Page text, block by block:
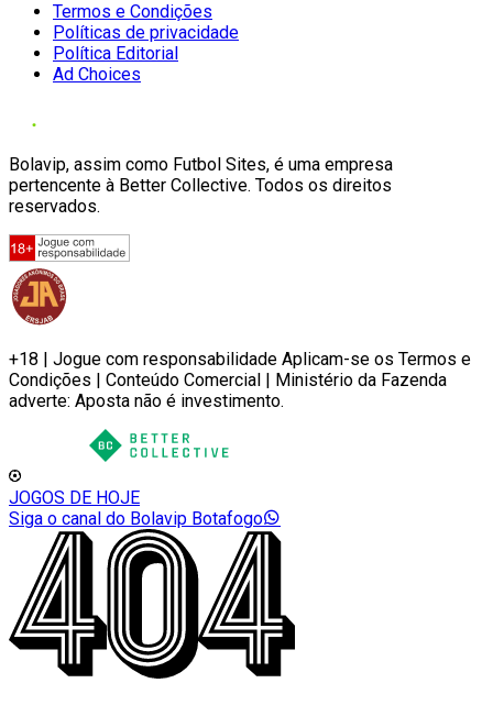
Termos e Condições
Políticas de privacidade
Política Editorial
Ad Choices
Bolavip, assim como Futbol Sites, é uma empresa
pertencente à Better Collective. Todos os direitos
reservados.
+18 | Jogue com responsabilidade Aplicam-se os Termos e
Condições | Conteúdo Comercial | Ministério da Fazenda
adverte: Aposta não é investimento.
JOGOS DE HOJE
Siga o canal do Bolavip Botafogo